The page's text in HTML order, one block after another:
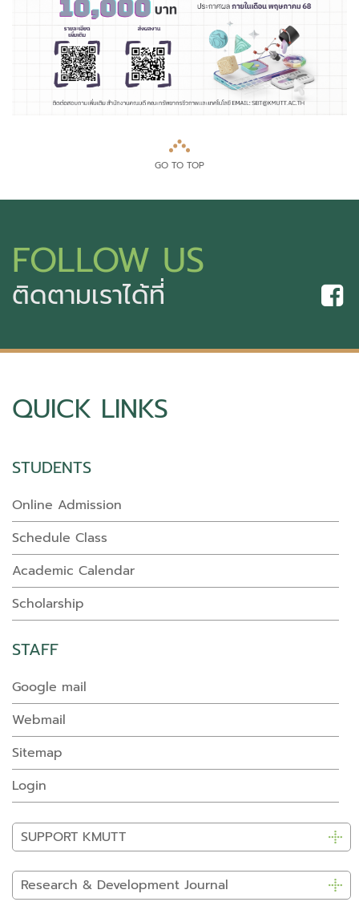
GO TO TOP
FOLLOW US
ติดตามเราได้ที่
QUICK LINKS
STUDENTS
Online Admission
Schedule Class
Academic Calendar
Scholarship
STAFF
Google mail
Webmail
Sitemap
Login
SUPPORT KMUTT
Research & Development Journal